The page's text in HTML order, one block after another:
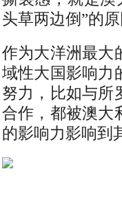
头草两边倒”的原
作为大洋洲最大
域性大国影响力
努力，比如与所
合作，都被澳大
的影响力影响到